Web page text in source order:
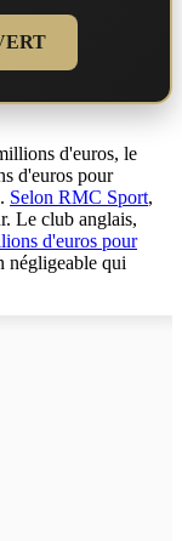
d'euros, le
d'euros pour
. Selon RMC Sport,
Le club anglais,
d'euros pour
négligeable qui